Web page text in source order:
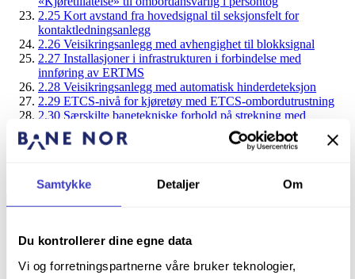
Samtykke Detaljer Om
Du kontrollerer dine egne data
Vi og forretningspartnerne våre bruker teknologier,
2.25 Kort avstand fra hovedsignal til seksjonsfelt for
kontaktledningsanlegg
2.26 Veisikringsanlegg med avhengighet til blokksignal
2.27 Installasjoner i infrastrukturen i forbindelse med
innføring av ERTMS
2.28 Veisikringsanlegg med automatisk hinderdeteksjon
2.29 ETCS-nivå for kjøretøy med ETCS-ombordutrustning
2.30 Særskilte banetekniske forhold på strekning med
ERTMS
2.31 Komplekse KL-anlegg hvor det er krav til LFS-kode